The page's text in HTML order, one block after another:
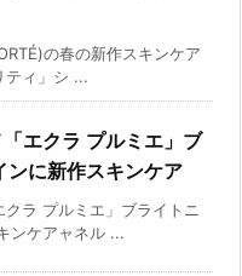
の春の新作スキンケア
ティ」シ ...
エクラ プルミエ」ブ
ンに新作スキンケア
ラ プルミエ」ブライトニ
ンケアャネル ...